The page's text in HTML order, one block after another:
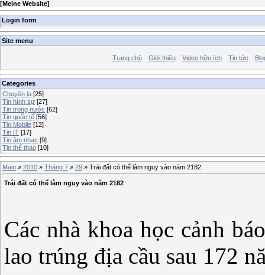
[Meine Website]
Login form
Site menu
Trang chủ Giới thiệu Video hữu ích Tin tức
Categories
Chuyện lạ [25]
Tin hình sự [27]
Tin trong nước [62]
Tin quốc tế [56]
Tin Mobile [12]
Tin IT [17]
Tin âm nhạc [9]
Tin thể thao [10]
Main » 2010 » Tháng 7 » 29 » Trái đất có thể lâm nguy vào năm 2182
Trái đất có thể lâm nguy vào năm 2182
Các nhà khoa học cảnh
lao trúng địa cầu sau 172